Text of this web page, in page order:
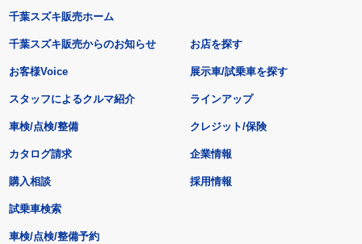
千葉スズキ販売ホーム
千葉スズキ販売からのお知らせ
お客様Voice
スタッフによるクルマ紹介
お店を探す
展示車/試乗車を探す
ラインアップ
車検/点検/整備 クレジット/保険
カタログ請求
購入相談
試乗車検索
車検/点検/整備予約
企業情報
採用情報